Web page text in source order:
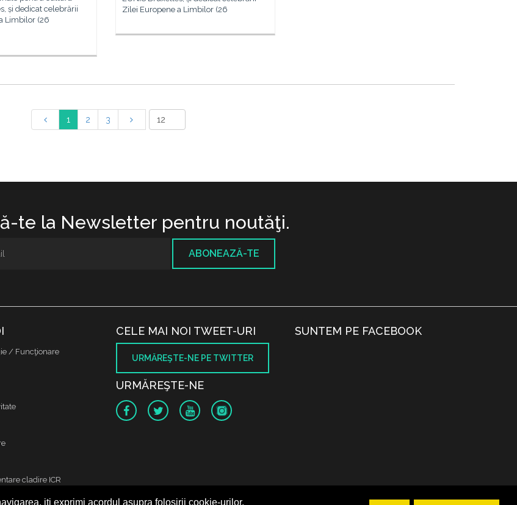
iți exprimi acordul asupra folosirii cookie-urilor.
Zilei Europene a Limbilor (26
și dedicat celebrării
Limbilor (26
1 2 3
te la Newsletter pentru noutăţi.
ABONEAZĂ-TE
/ Funcţionare
cladire ICR
CELE MAI NOI TWEET-URI
URMĂREŞTE-NE PE TWITTER
URMĂREŞTE-NE
SUNTEM PE FACEBOOK